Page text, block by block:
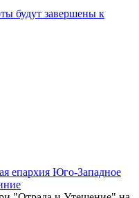
будут завершены к
епархия Юго-Западное